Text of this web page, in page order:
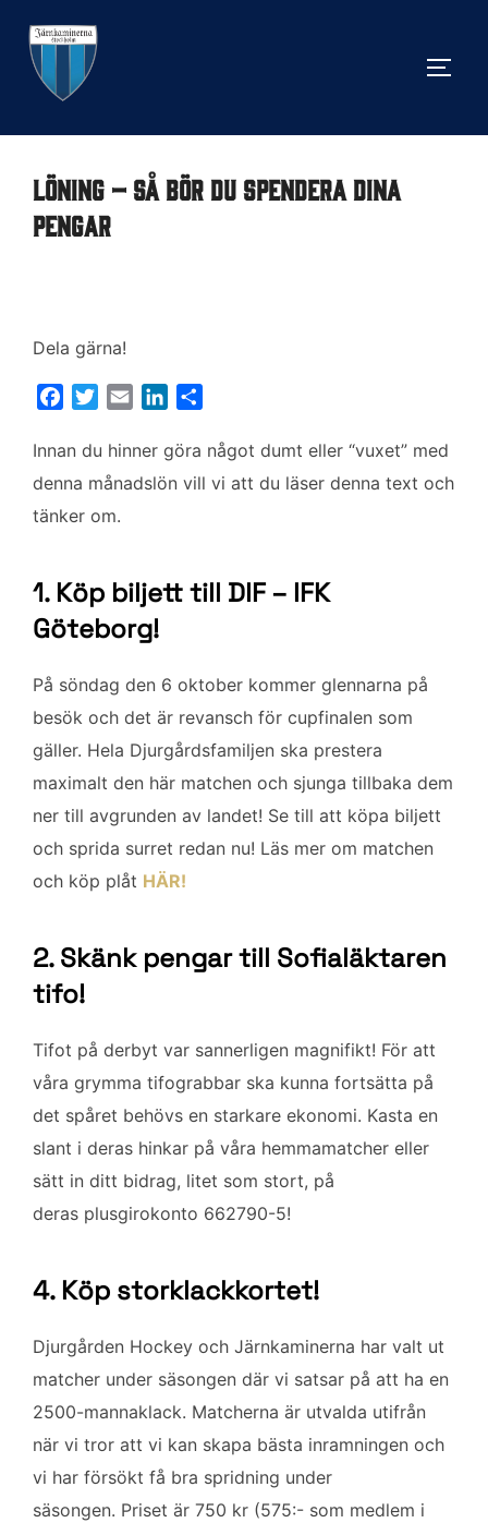
innehåll
Löning – så bör du spendera dina
pengar
Dela gärna!
c
e
o
k
i
t
e
a
i
n
k
n
a
Innan du hinner göra något dumt eller “vuxet” med
denna månadslön vill vi att du läser denna text och
tänker om.
1. Köp biljett till DIF – IFK
Göteborg!
På söndag den 6 oktober kommer glennarna på
besök och det är revansch för cupfinalen som
gäller. Hela Djurgårdsfamiljen ska prestera
maximalt den här matchen och sjunga tillbaka dem
ner till avgrunden av landet! Se till att köpa biljett
och sprida surret redan nu! Läs mer om matchen
och köp plåt HÄR!
2. Skänk pengar till Sofialäktaren
tifo!
Tifot på derbyt var sannerligen magnifikt! För att
våra grymma tifograbbar ska kunna fortsätta på
det spåret behövs en starkare ekonomi. Kasta en
slant i deras hinkar på våra hemmamatcher eller
sätt in ditt bidrag, litet som stort, på
deras plusgirokonto 662790-5!
4. Köp storklackkortet!
Djurgården Hockey och Järnkaminerna har valt ut
matcher under säsongen där vi satsar på att ha en
2500-mannaklack. Matcherna är utvalda utifrån
när vi tror att vi kan skapa bästa inramningen och
vi har försökt få bra spridning under
säsongen. Priset är 750 kr (575:- som medlem i